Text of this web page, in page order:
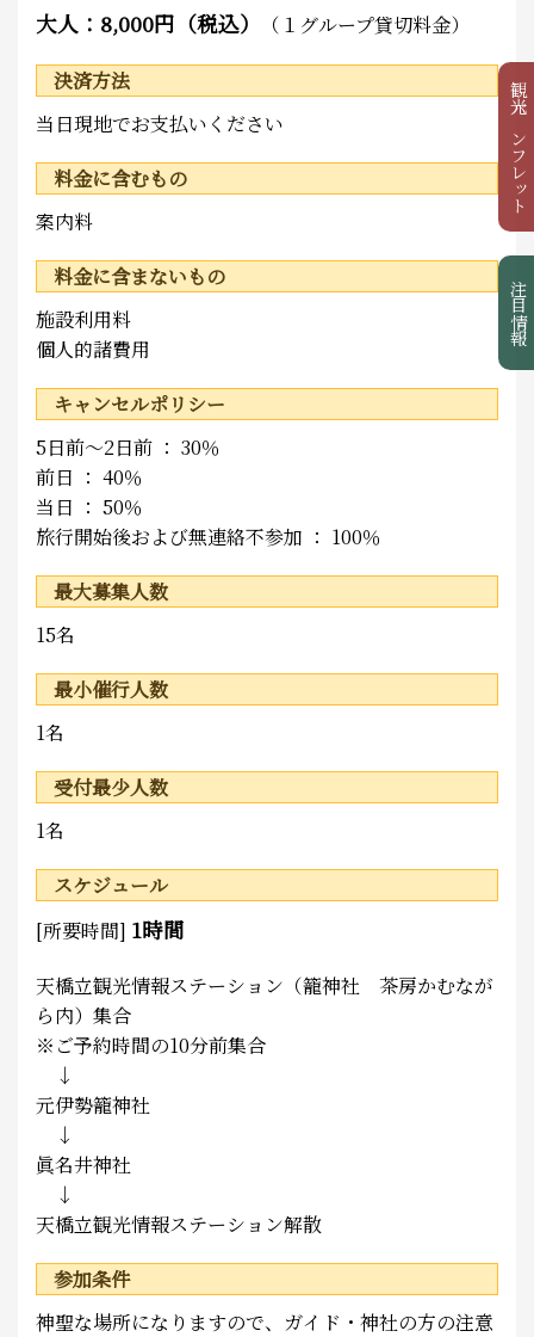
観光パンフレット
注目情報
大人：8,000円（税込） （１グループ貸切料金）
決済方法
当日現地でお支払いください
料金に含むもの
案内料
料金に含まないもの
施設利用料
個人的諸費用
キャンセルポリシー
5日前～2日前 ： 30％
前日 ： 40％
当日 ： 50％
旅行開始後および無連絡不参加 ： 100％
最大募集人数
15名
最小催行人数
1名
受付最少人数
1名
スケジュール
[所要時間] 1時間
天橋立観光情報ステーション（籠神社 茶房かむなが
ら内）集合
※ご予約時間の10分前集合
↓
元伊勢籠神社
↓
眞名井神社
↓
天橋立観光情報ステーション解散
参加条件
神聖な場所になりますので、ガイド・神社の方の注意